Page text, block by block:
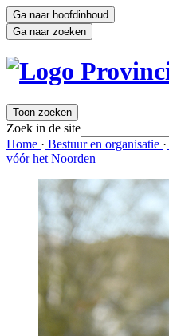
Ga naar hoofdinhoud
Ga naar zoeken
Toon zoeken
Zoek in de site
Home · Bestuur en organisatie ·
vóór het Noorden